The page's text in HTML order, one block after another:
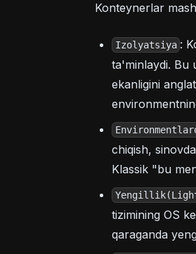
Konteynerlar
Izolyatsiya :
ta'minlaydi. Bu
ekanligini
chiqish,
Klassik "bu
tizimining OS
qaraganda